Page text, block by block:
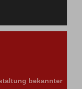
bekannter